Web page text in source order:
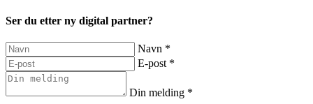
Ser du etter ny digital partner?
Navn *
E-post *
Din melding *